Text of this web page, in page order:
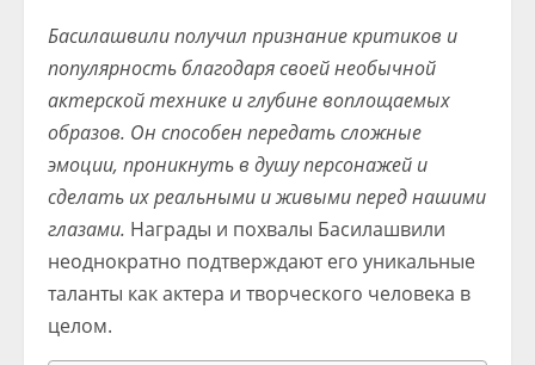
Басилашвили получил признание критиков и
популярность благодаря своей необычной
актерской технике и глубине воплощаемых
образов. Он способен передать сложные
эмоции, проникнуть в душу персонажей и
сделать их реальными и живыми перед нашими
глазами. Награды и похвалы Басилашвили
неоднократно подтверждают его уникальные
таланты как актера и творческого человека в
целом.